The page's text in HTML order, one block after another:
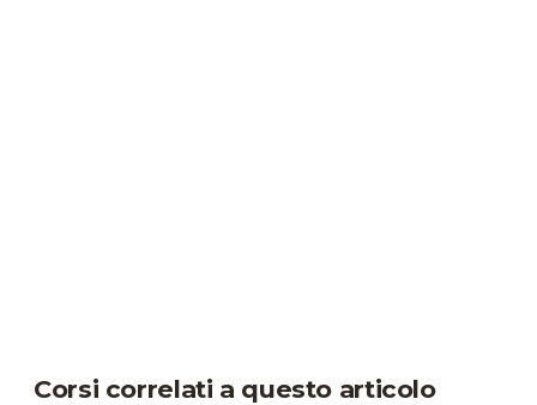
Corsi correlati a questo articolo